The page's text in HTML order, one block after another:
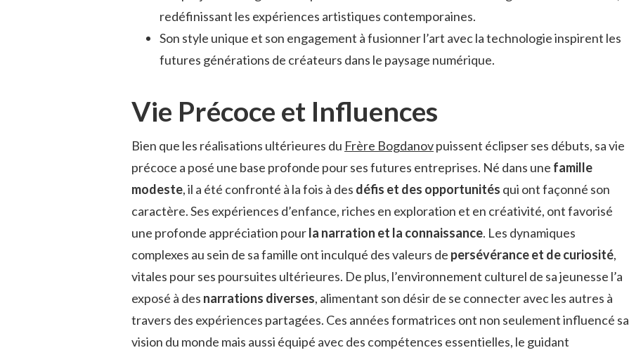
redéfinissant les expériences artistiques contemporaines.
Son style unique et son engagement à fusionner l’art avec la technologie inspirent les
futures générations de créateurs dans le paysage numérique.
Vie Précoce et Influences
Bien que les réalisations ultérieures du Frère Bogdanovpuissent éclipser ses débuts, sa vie
précoce a posé une base profonde pour ses futures entreprises. Né dans une famille
modeste, il a été confronté à la fois à des défis et des opportunités qui ont façonné son
caractère. Ses expériences d’enfance, riches en exploration et en créativité, ont favorisé
une profonde appréciation pourla narration et la connaissance. Les dynamiques
complexes au sein de sa famille ont inculqué des valeurs de persévérance et de curiosité,
vitales pour ses poursuites ultérieures. De plus, l’environnement culturel de sa jeunesse l’a
exposé à des narrations diverses, alimentant son désir de se connecter avec les autres à
travers des expériences partagées. Ces années formatrices ont non seulement influencé sa
vision du monde mais aussi équipé avec des compétences essentielles, le guidant